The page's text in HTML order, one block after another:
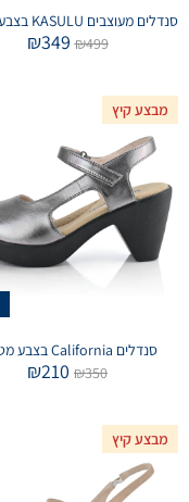
סנדלים מעוצבים KASULU בצבע מטאלי
₪499
₪349
מבצע קיץ
סנדלים California בצבע מטאלי
₪350
₪210
מבצע קיץ